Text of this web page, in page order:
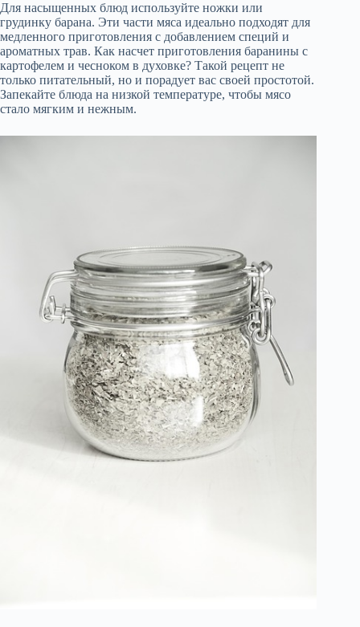
Для насыщенных блюд используйте ножки или
грудинку барана. Эти части мяса идеально подходят для
медленного приготовления с добавлением специй и
ароматных трав. Как насчет приготовления баранины с
картофелем и чесноком в духовке? Такой рецепт не
только питательный, но и порадует вас своей простотой.
Запекайте блюда на низкой температуре, чтобы мясо
стало мягким и нежным.